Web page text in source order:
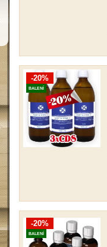
-20%
BALENÍ
-20%
BALENÍ